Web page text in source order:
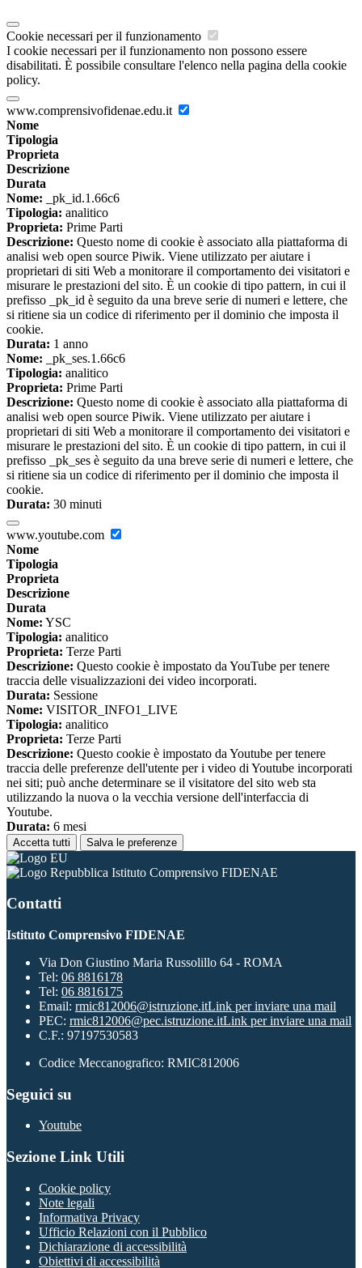
Cookie necessari per il funzionamento
I cookie necessari per il funzionamento non possono essere
disabilitati. È possibile consultare l'elenco nella pagina della cookie
policy.
www.comprensivofidenae.edu.it
Nome
Tipologia
Proprieta
Descrizione
Durata
Nome: _pk_id.1.66c6
Tipologia: analitico
Proprieta: Prime Parti
Descrizione: Questo nome di cookie è associato alla piattaforma di
analisi web open source Piwik. Viene utilizzato per aiutare i
proprietari di siti Web a monitorare il comportamento dei visitatori e
misurare le prestazioni del sito. È un cookie di tipo pattern, in cui il
prefisso _pk_id è seguito da una breve serie di numeri e lettere, che
si ritiene sia un codice di riferimento per il dominio che imposta il
cookie.
Durata: 1 anno
Nome: _pk_ses.1.66c6
Tipologia: analitico
Proprieta: Prime Parti
Descrizione: Questo nome di cookie è associato alla piattaforma di
analisi web open source Piwik. Viene utilizzato per aiutare i
proprietari di siti Web a monitorare il comportamento dei visitatori e
misurare le prestazioni del sito. È un cookie di tipo pattern, in cui il
prefisso _pk_ses è seguito da una breve serie di numeri e lettere, che
si ritiene sia un codice di riferimento per il dominio che imposta il
cookie.
Durata: 30 minuti
www.youtube.com
Nome
Tipologia
Proprieta
Descrizione
Durata
Nome: YSC
Tipologia: analitico
Proprieta: Terze Parti
Descrizione: Questo cookie è impostato da YouTube per tenere
traccia delle visualizzazioni dei video incorporati.
Durata: Sessione
Nome: VISITOR_INFO1_LIVE
Tipologia: analitico
Proprieta: Terze Parti
Descrizione: Questo cookie è impostato da Youtube per tenere
traccia delle preferenze dell'utente per i video di Youtube incorporati
nei siti; può anche determinare se il visitatore del sito web sta
utilizzando la nuova o la vecchia versione dell'interfaccia di
Youtube.
Durata: 6 mesi
Accetta tutti Salva le preferenze
Istituto Comprensivo FIDENAE
Contatti
Istituto Comprensivo FIDENAE
Via Don Giustino Maria Russolillo 64 - ROMA
Tel: 06 8816178
Tel: 06 8816175
Email: rmic812006@istruzione.itLink per inviare una mail
PEC: rmic812006@pec.istruzione.itLink per inviare una mail
C.F.: 97197530583
Codice Meccanografico: RMIC812006
Seguici su
Youtube
Sezione Link Utili
Cookie policy
Note legali
Informativa Privacy
Ufficio Relazioni con il Pubblico
Dichiarazione di accessibilità
Obiettivi di accessibilità